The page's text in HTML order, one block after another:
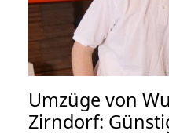
Umzüge von
Zirndorf: